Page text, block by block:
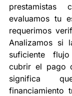
prestamistas
evaluamos tu
requerimos
Analizamos si
suficiente
cubrir el pago
significa
financiamiento